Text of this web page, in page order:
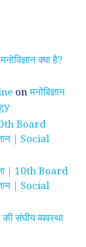
मनोविज्ञान क्या है?
onमनोविज्ञान
Board
| Social
| 10th Board
| Social
की संघीय व्यवस्था